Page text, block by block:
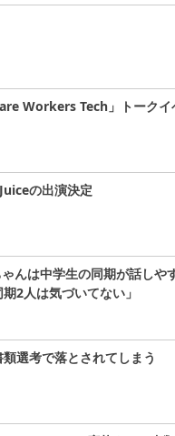
Workers Tech」トークイ
の出演決定
んは中学生の同期が話しや
2人は気づいてない」
選考で落とされてしまう